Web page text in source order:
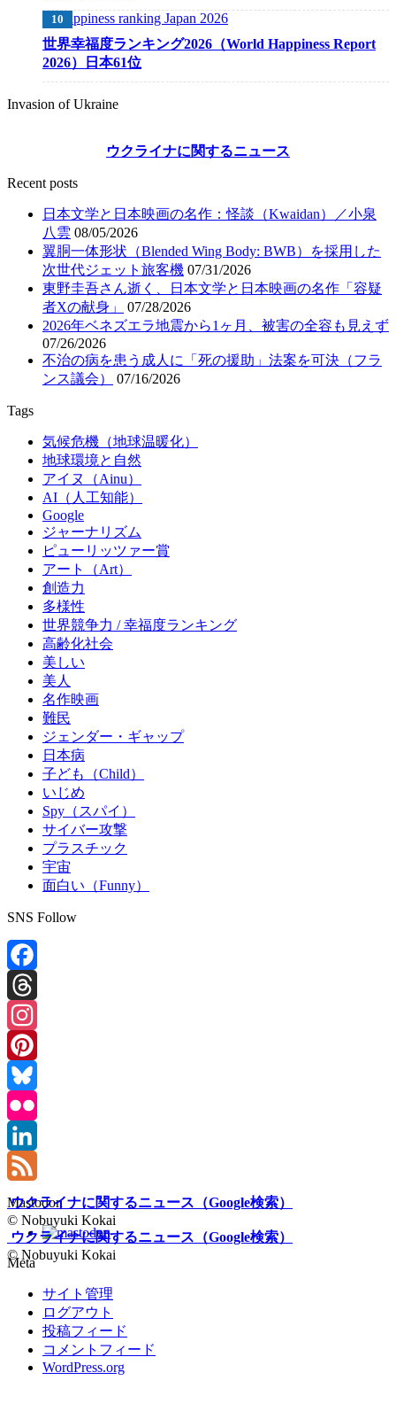
世界幸福度ランキング2026（World Happiness Report
2026）日本61位
Invasion of Ukraine
ウクライナに関するニュース
Recent posts
日本文学と日本映画の名作：怪談（Kwaidan）／小泉
八雲 08/05/2026
翼胴一体形状（Blended Wing Body: BWB）を採用した
次世代ジェット旅客機 07/31/2026
東野圭吾さん逝く、日本文学と日本映画の名作「容疑
者Xの献身」
07/28/2026
2026年ベネズエラ地震から1ヶ月、被害の全容も見えず
07/26/2026
不治の病を患う成人に「死の援助」法案を可決（フラ
ンス議会）
07/16/2026
Tags
気候危機（地球温暖化）
地球環境と自然
アイヌ（Ainu）
AI（人工知能）
Google
ジャーナリズム
ピューリッツァー賞
アート（Art）
創造力
多様性
世界競争力 / 幸福度ランキング
高齢化社会
美しい
美人
名作映画
難民
ジェンダー・ギャップ
日本病
子ども（Child）
いじめ
Spy（スパイ）
サイバー攻撃
プラスチック
宇宙
面白い（Funny）
SNS Follow
Facebook
Threads
Instagram
Pinterest
Bluesky
Flickr
LinkedIn
Feed
Mastodon
Meta
サイト管理
ログアウト
投稿フィード
コメントフィード
WordPress.org
ウクライナに関するニュース（Google検索）
© Nobuyuki Kokai
ウクライナに関するニュース（Google検索）
© Nobuyuki Kokai